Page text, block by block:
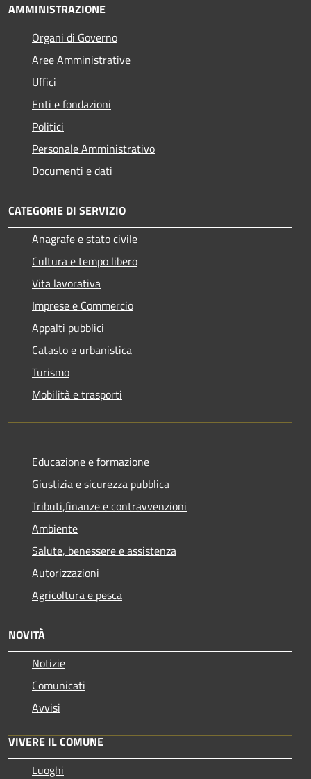
AMMINISTRAZIONE
Organi di Governo
Aree Amministrative
Uffici
Enti e fondazioni
Politici
Personale Amministrativo
Documenti e dati
CATEGORIE DI SERVIZIO
Anagrafe e stato civile
Cultura e tempo libero
Vita lavorativa
Imprese e Commercio
Appalti pubblici
Catasto e urbanistica
Turismo
Mobilità e trasporti
Educazione e formazione
Giustizia e sicurezza pubblica
Tributi,finanze e contravvenzioni
Ambiente
Salute, benessere e assistenza
Autorizzazioni
Agricoltura e pesca
NOVITÀ
Notizie
Comunicati
Avvisi
VIVERE IL COMUNE
Luoghi